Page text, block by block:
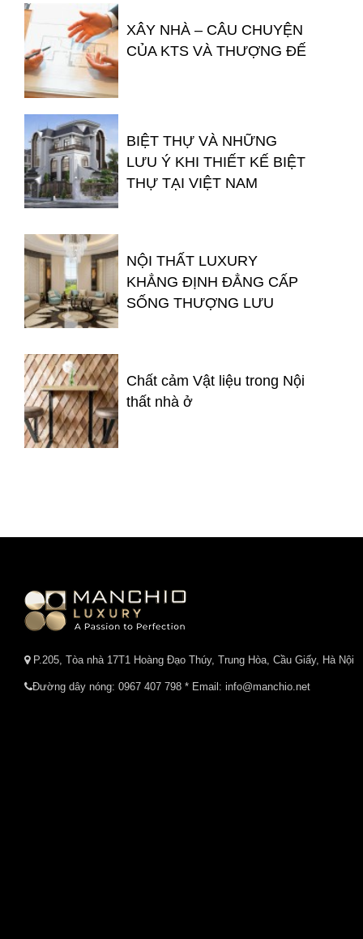
XÂY NHÀ – CÂU CHUYỆN
CỦA KTS VÀ THƯỢNG ĐẾ
BIỆT THỰ VÀ NHỮNG
LƯU Ý KHI THIẾT KẾ BIỆT
THỰ TẠI VIỆT NAM
NỘI THẤT LUXURY
KHẲNG ĐỊNH ĐẲNG CẤP
SỐNG THƯỢNG LƯU
Chất cảm Vật liệu trong Nội
thất nhà ở
P.205, Tòa nhà 17T1 Hoàng Đạo Thúy, Trung Hòa, Cầu Giấy, Hà Nội
Đường dây nóng: 0967 407 798 * Email: info@manchio.net